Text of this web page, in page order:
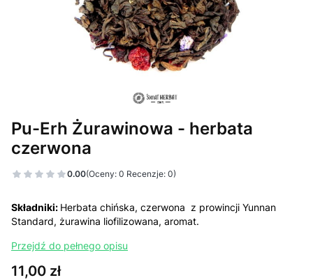
Pu-Erh Żurawinowa - herbata
czerwona
0.00(Oceny: 0 Recenzje: 0)
Składniki: Herbata chińska, czerwona z prowincji Yunnan
Standard, żurawina liofilizowana, aromat.
Przejdź do pełnego opisu
Cena
11,00 zł